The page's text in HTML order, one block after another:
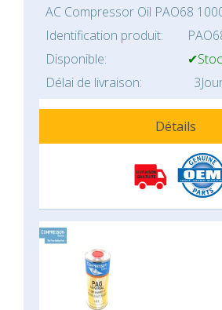
AC Compressor Oil PAO68
Identification produit:
Disponible:
Délai de livraison:
Détails